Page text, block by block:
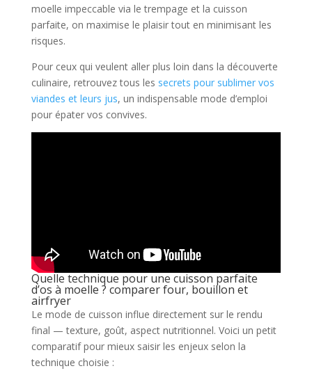
moelle impeccable via le trempage et la cuisson
parfaite, on maximise le plaisir tout en minimisant les
risques.
Pour ceux qui veulent aller plus loin dans la découverte
culinaire, retrouvez tous les secrets pour sublimer vos
viandes et leurs jus, un indispensable mode d’emploi
pour épater vos convives.
Quelle technique pour une cuisson parfaite
d’os à moelle ? comparer four, bouillon et
airfryer
Le mode de cuisson influe directement sur le rendu
final — texture, goût, aspect nutritionnel. Voici un petit
comparatif pour mieux saisir les enjeux selon la
technique choisie :